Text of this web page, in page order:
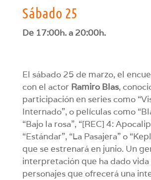
Sábado 25
De 17:00h. a 20:00h.
El sábado 25 de marzo, el
con el actor Ramiro Blas,
participación en series como
Internado”, o películas como
“Bajo la rosa”, “[REC] 4:
“Estándar”, “La Pasajera” o
que se estrenará en junio. Un
interpretación que ha dado vida
personajes que ofrecerá una